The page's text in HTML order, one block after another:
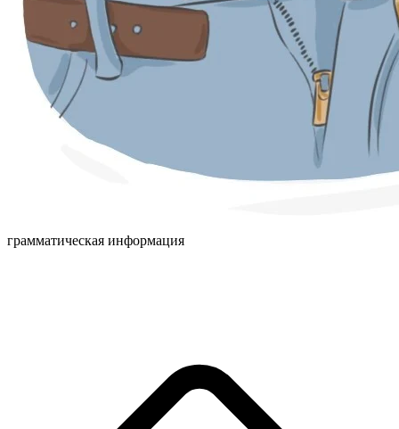
грамматическая информация